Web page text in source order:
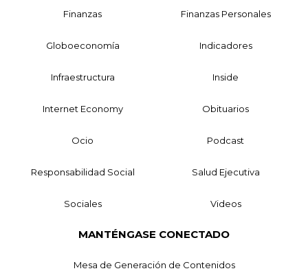
Finanzas Finanzas Personales
Globoeconomía Indicadores
Infraestructura Inside
Internet Economy Obituarios
Ocio Podcast
Responsabilidad Social Salud Ejecutiva
Sociales Videos
MANTÉNGASE CONECTADO
Mesa de Generación de Contenidos